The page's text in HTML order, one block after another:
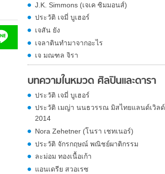
J.K. Simmons (เจเค ซิมมอนส์)
ประวัติ เจมี่ บูเฮอร์
เจสัน ยัง
เจลาตินทำมาจากอะไร
เจ มณฑล จิรา
บทความในหมวด ศิลปินและดารา
ประวัติ เจมี่ บูเฮอร์
ประวัติ เมญ่า นนธวรรณ มิสไทยแลนด์เวิลด์
2014
Nora Zehetner (โนรา เชทเนอร์)
ประวัติ จักรกฤษณ์ พณิชย์ผาติกรรม
ละม่อม ทองเนื้อเก้า
แอนเดรีย สวอเรซ